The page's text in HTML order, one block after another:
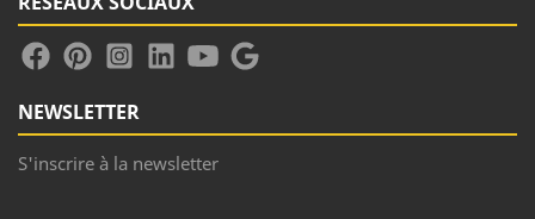
NEWSLETTER
S'inscrire à la newsletter